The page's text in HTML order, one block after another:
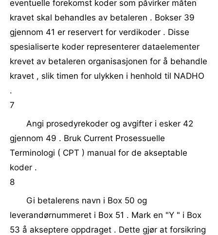
eventuelle forekomst koder som påvirker måten
kravet skal behandles av betaleren . Bokser 39
gjennom 41 er reservert for verdikoder . Disse
spesialiserte koder representerer dataelementer
krevet av betaleren organisasjonen for å behandle
kravet , slik timen for ulykken i henhold til NADHO
.
7
Angi prosedyrekoder og avgifter i esker 42
gjennom 49 . Bruk Current Prosessuelle
Terminologi ( CPT ) manual for de akseptable
koder .
8
Gi betalerens navn i Box 50 og
leverandørnummeret i Box 51 . Mark en "Y " i Box
53 å akseptere oppdraget . Dette gjør at forsikring